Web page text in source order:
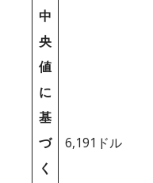
中
央
値
に
基
づ
く
6,191ドル